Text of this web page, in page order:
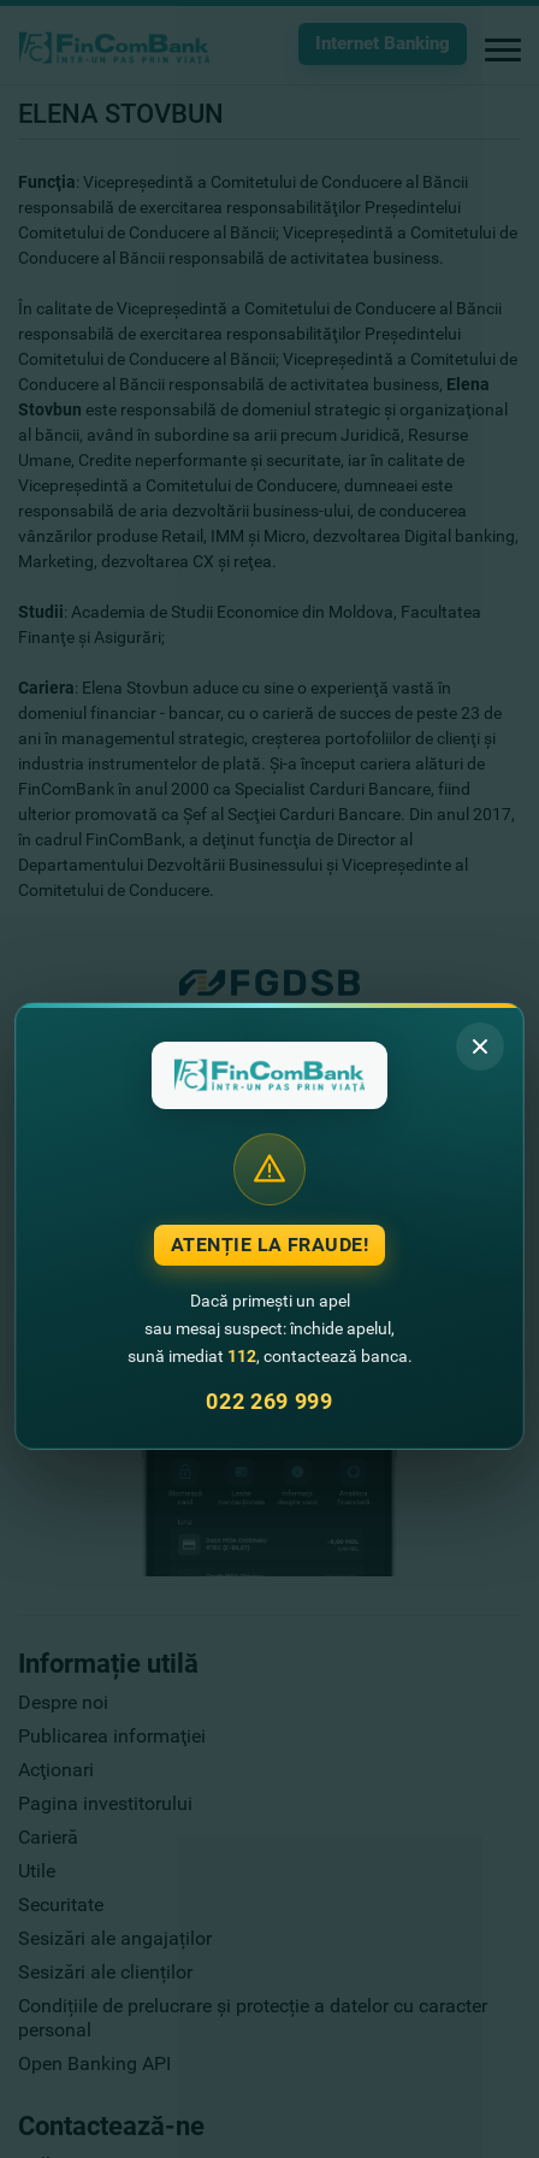
Internet Banking
ELENA STOVBUN
Funcţia: Vicepreşedintă a Comitetului de Conducere al Băncii
responsabilă de exercitarea responsabilităţilor Preşedintelui
Comitetului de Conducere al Băncii; Vicepreşedintă a Comitetului de
Conducere al Băncii responsabilă de activitatea business.
În calitate deVicepreşedintă a Comitetului de Conducere al Băncii
responsabilă de exercitarea responsabilităţilor Preşedintelui
Comitetului de Conducere al Băncii; Vicepreşedintă a Comitetului de
Conducere al Băncii responsabilă de activitatea business Elena
Stovbun este responsabilă de domeniul strategic şi organizaţional
al băncii, având în subordine sa arii precum Juridică, Resurse
Umane, Credite neperformante şi securitate, iar în calitate de
Vicepreşedintă a Comitetului de Conducere, dumneaei este
responsabilă de aria dezvoltării business-ului, de conducerea
vânzărilor produse Retail, IMM şi Micro, dezvoltarea Digital banking,
Marketing, dezvoltarea CX şi reţea.
Studii: Academia de Studii Economice din Moldova, Facultatea
Finanţe şi Asigurări;
Cariera: Elena Stovbun aduce cu sine o experienţă vastă în
domeniul financiar - bancar, cu o carieră de succes de peste 23 de
ani în managementul strategic, creşterea portofoliilor de clienţi şi
industria instrumentelor de plată. Şi-a început cariera alături de
FinComBank în anul 2000 ca Specialist Carduri Bancare, fiind
ulterior promovată ca Şef al Secţiei Carduri Bancare. Din anul 2017,
în cadrul FinComBank, a deţinut funcţia de Director al
Departamentului Dezvoltării Businessului şi Vicepreşedinte al
Comitetului de Conducere.
Informație utilă
Despre noi
Publicarea informaţiei
Acţionari
Pagina investitorului
Carieră
Utile
Securitate
Sesizări ale angajaților
Sesizări ale clienților
Condițiile de prelucrare și protecție a datelor cu caracter
personal
Open Banking API
Contactează-ne
Schemei de Garantare a Depozitelor
din Republica Moldova
ATENȚIE LA FRAUDE!
Dacă primești un apel
sau mesaj suspect: închide apelul,
sună imediat 112, contactează banca.
022 269 999